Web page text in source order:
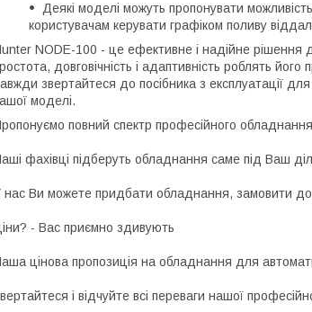
Деякі моделі можуть пропонувати
користувачам керувати графіком поливу
NODE-100 - це ефективне і надійне рішення
довговічність і адаптивність роблять
звертайтеся до посібника з експлуатації
моделі.
повний спектр професійного
фахівці підберуть обладнання саме під Ваш
нас Ви можете придбати обладнання, замовити
- Вас приємно здивують
цінова пропозиція на обладнання для
і відчуйте всі переваги нашої